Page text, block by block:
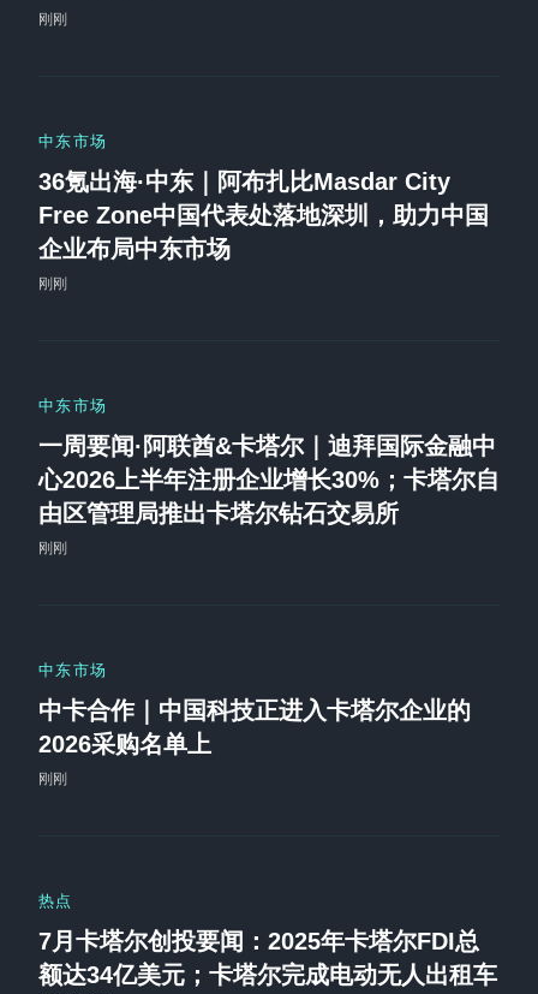
刚刚
中东市场
36氪出海·中东｜阿布扎比Masdar City
Free Zone中国代表处落地深圳，助力中国
企业布局中东市场
刚刚
中东市场
一周要闻·阿联酋&卡塔尔｜迪拜国际金融中
心2026上半年注册企业增长30%；卡塔尔自
由区管理局推出卡塔尔钻石交易所
刚刚
中东市场
中卡合作｜中国科技正进入卡塔尔企业的
2026采购名单上
刚刚
热点
7月卡塔尔创投要闻：2025年卡塔尔FDI总
额达34亿美元；卡塔尔完成电动无人出租车